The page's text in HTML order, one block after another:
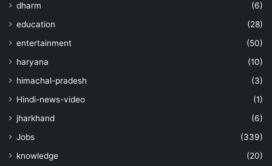
dharm
(6)
education
(28)
entertainment
(50)
haryana
(10)
himachal-pradesh
(3)
Hindi-news-video
(1)
jharkhand
(6)
Jobs
(339)
knowledge
(20)